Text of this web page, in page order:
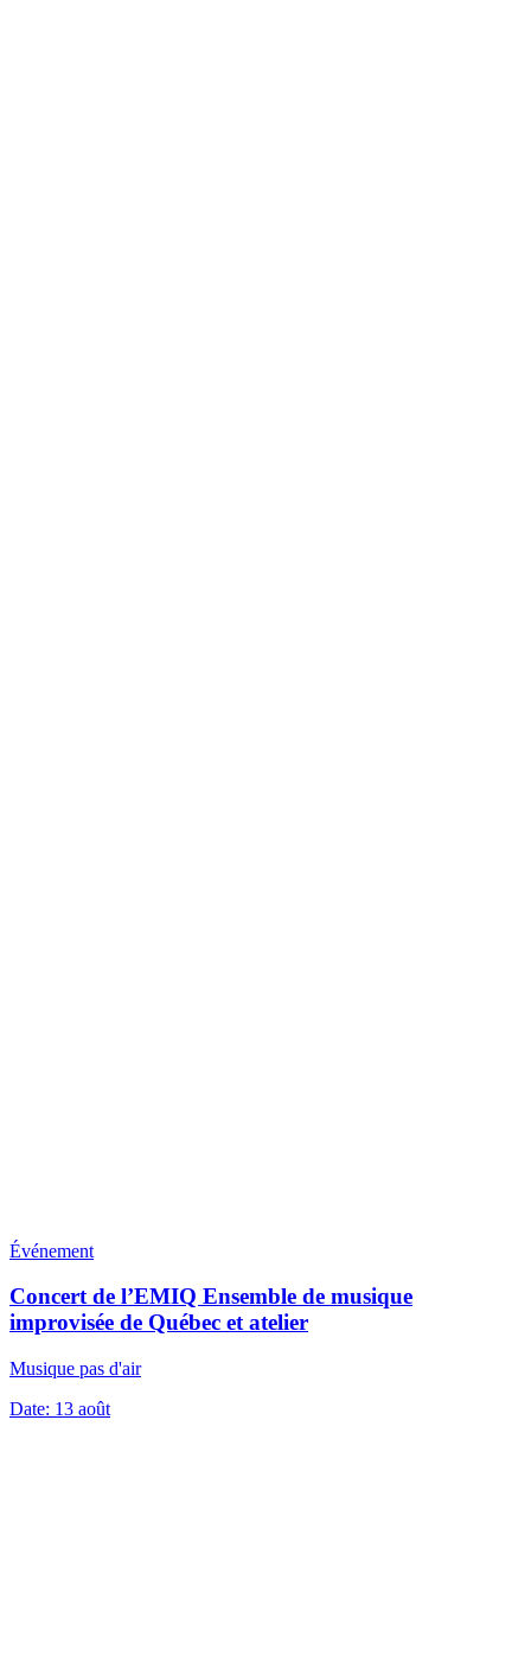
Événement
Concert de l’EMIQ Ensemble de musique
improvisée de Québec et atelier
Musique pas d'air
Date: 13 août